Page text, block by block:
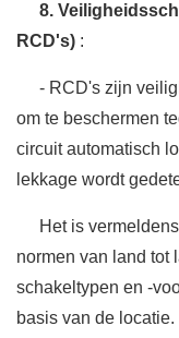
8.
RCD's) :
- RCD's zijn
om te beschermen
circuit automatisch
lekkage wordt
Het is
normen van land tot
schakeltypen en -
basis van de locatie.